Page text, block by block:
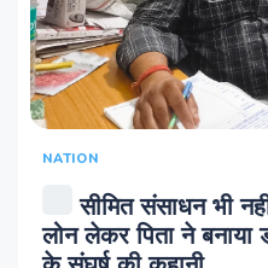
NATION
सीमित संसाधन भी
लोन लेकर पिता ने बनाया